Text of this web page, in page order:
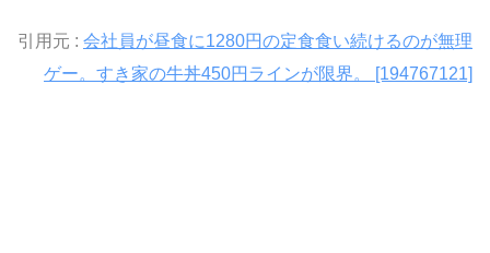
引用元 : 会社員が昼食に1280円の定食食い続けるのが無理
ゲー。すき家の牛丼450円ラインが限界。 [194767121]